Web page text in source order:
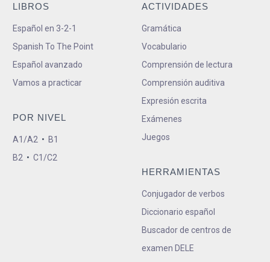
LIBROS
Español en 3-2-1
Spanish To The Point
Español avanzado
Vamos a practicar
POR NIVEL
A1/A2 • B1
B2 • C1/C2
ACTIVIDADES
Gramática
Vocabulario
Comprensión de lectura
Comprensión auditiva
Expresión escrita
Exámenes
Juegos
HERRAMIENTAS
Conjugador de verbos
Diccionario español
Buscador de centros de
examen DELE